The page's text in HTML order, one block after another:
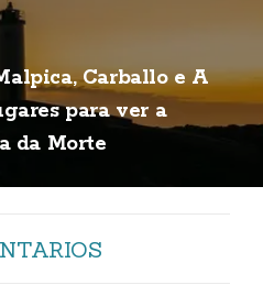
Carballo e A
para ver a
da Morte